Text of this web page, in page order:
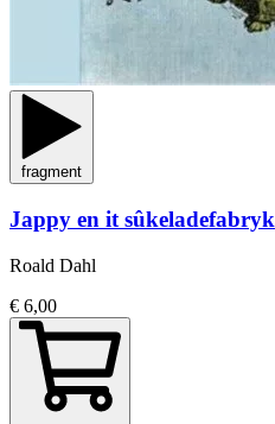
fragment
Jappy en it sûkeladefabryk
Roald Dahl
€ 6,00